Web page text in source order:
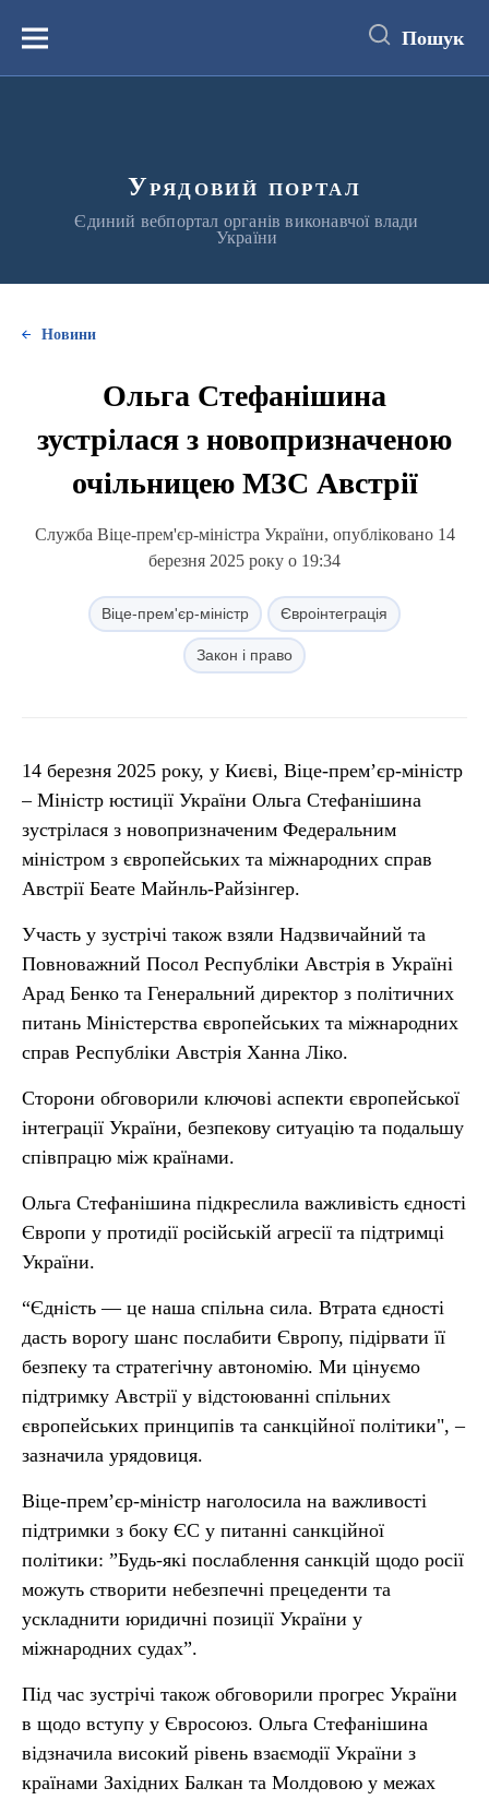
вмістуМеню Пошук
Урядовий портал
Єдиний вебпортал органів виконавчої влади
України
Новини
Ольга Стефанішина
зустрілася з новопризначеною
очільницею МЗС Австрії
Служба Віце-прем'єр-міністра України, опубліковано 14
березня 2025 року о 19:34
Віце-прем'єр-міністр Євроінтеграція
Закон і право
14 березня 2025 року, у Києві, Віце-прем’єр-міністр
– Міністр юстиції України Ольга Стефанішина
зустрілася з новопризначеним Федеральним
міністром з європейських та міжнародних справ
Австрії Беате Майнль-Райзінгер.
Участь у зустрічі також взяли Надзвичайний та
Повноважний Посол Республіки Австрія в Україні
Арад Бенко та Генеральний директор з політичних
питань Міністерства європейських та міжнародних
справ Республіки Австрія Ханна Ліко.
Сторони обговорили ключові аспекти європейської
інтеграції України, безпекову ситуацію та подальшу
співпрацю між країнами.
Ольга Стефанішина підкреслила важливість єдності
Європи у протидії російській агресії та підтримці
України.
“Єдність — це наша спільна сила. Втрата єдності
дасть ворогу шанс послабити Європу, підірвати її
безпеку та стратегічну автономію. Ми цінуємо
підтримку Австрії у відстоюванні спільних
європейських принципів та санкційної політики", –
зазначила урядовиця.
Віце-прем’єр-міністр наголосила на важливості
підтримки з боку ЄС у питанні санкційної
політики: ”Будь-які послаблення санкцій щодо росії
можуть створити небезпечні прецеденти та
ускладнити юридичні позиції України у
міжнародних судах”.
Під час зустрічі також обговорили прогрес України
в щодо вступу у Євросоюз. Ольга Стефанішина
відзначила високий рівень взаємодії України з
країнами Західних Балкан та Молдовою у межах